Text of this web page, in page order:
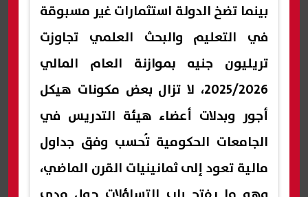
بينما تضخ الدولة استثمارات غير مسبوقة
في التعليم والبحث العلمي تجاوزت
تريليون جنيه بموازنة العام المالي
2025/2026، لا تزال بعض مكونات هيكل
أجور وبدلات أعضاء هيئة التدريس في
الجامعات الحكومية تُحسب وفق جداول
مالية تعود إلى ثمانينيات القرن الماضي،